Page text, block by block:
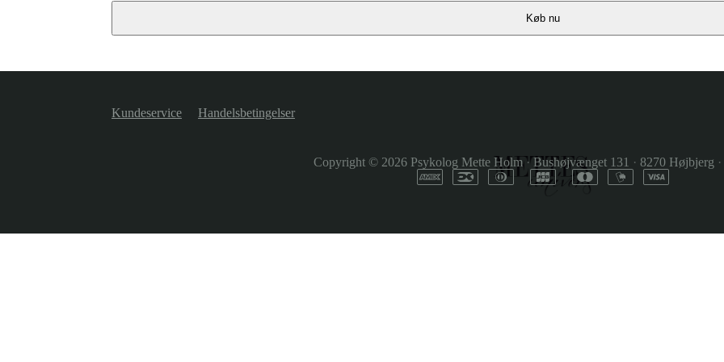
Køb nu
Kundeservice Handelsbetingelser
Copyright © 2026 Psykolog Mette Holm· Bushøjvænget 131 · 8270 Højbjerg ·